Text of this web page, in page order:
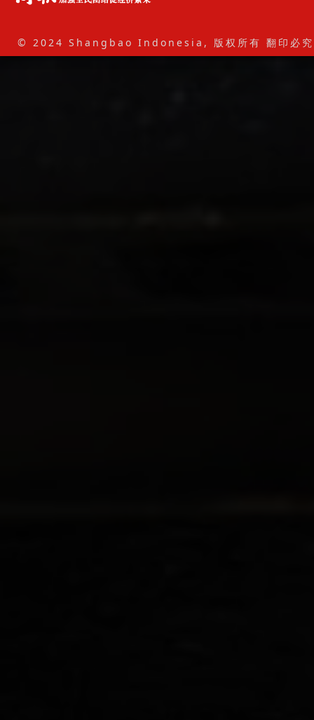
© 2024 Shangbao Indonesia, 版权所有 翻印必